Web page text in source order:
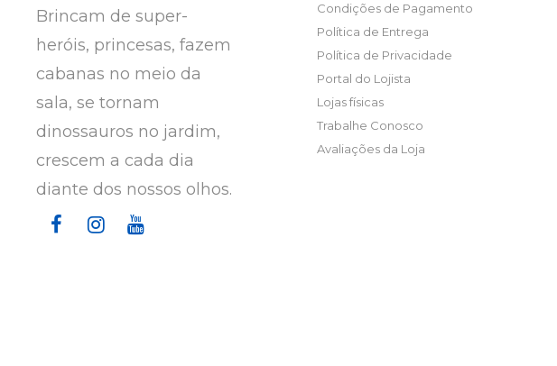
Brincam de super-
heróis, princesas, fazem
cabanas no meio da
sala, se tornam
dinossauros no jardim,
crescem a cada dia
diante dos nossos olhos.
Condições de Pagamento
Política de Entrega
Política de Privacidade
Portal do Lojista
Lojas físicas
Trabalhe Conosco
Avaliações da Loja